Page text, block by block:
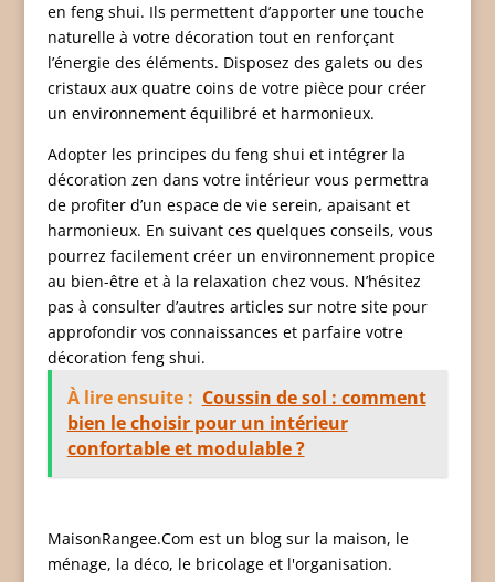
en feng shui. Ils permettent d’apporter une touche
naturelle à votre décoration tout en renforçant
l’énergie des éléments. Disposez des galets ou des
cristaux aux quatre coins de votre pièce pour créer
un environnement équilibré et harmonieux.
Adopter les principes du feng shui et intégrer la
décoration zen dans votre intérieur vous permettra
de profiter d’un espace de vie serein, apaisant et
harmonieux. En suivant ces quelques conseils, vous
pourrez facilement créer un environnement propice
au bien-être et à la relaxation chez vous. N’hésitez
pas à consulter d’autres articles sur notre site pour
approfondir vos connaissances et parfaire votre
décoration feng shui.
À lire ensuite : Coussin de sol : comment
bien le choisir pour un intérieur
confortable et modulable ?
MaisonRangee.Com est un blog sur la maison, le
ménage, la déco, le bricolage et l'organisation.